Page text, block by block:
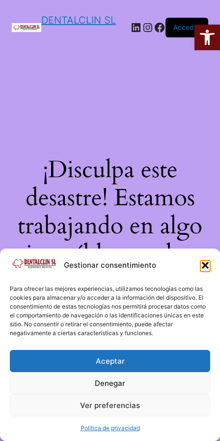
Gestionar consentimiento
Para ofrecer las mejores experiencias, utilizamos tecnologías como las
cookies para almacenar y/o acceder a la información del dispositivo. El
consentimiento de estas tecnologías nos permitirá procesar datos como
el comportamiento de navegación o las identificaciones únicas en este
sitio. No consentir o retirar el consentimiento, puede afectar
negativamente a ciertas características y funciones.
Aceptar
Denegar
Ver preferencias
Política de privacidad
DENTALCLIN SL
Acceder
¡Disculpa este
desastre! Estamos
trabajando en algo
increíble, ¡vuelve
pronto!